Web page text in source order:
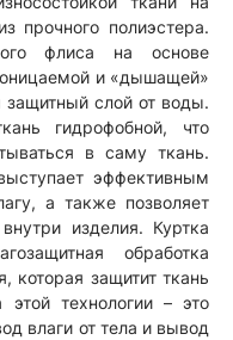
прочного полиэстера.
флиса на основе
и «дышащей»
защитный слой от воды.
гидрофобной, что
в саму ткань.
эффективным
а также позволяет
изделия. Куртка
обработка
которая защитит ткань
технологии – это
влаги от тела и вывод